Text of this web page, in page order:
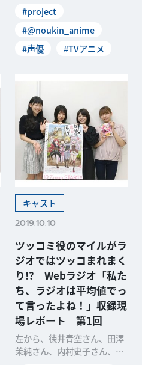
#project
#@noukin_anime
#声優
#TVアニメ
キャスト
2019.10.10
ツッコミ役のマイルがラ
ジオではツッコまれまく
り!? Webラジオ「私た
ち、ラジオは平均値でっ
て言ったよね！」収録現
場レポート 第1回
左から、徳井青空さん、田澤
茉純さん、内村史子さん、和